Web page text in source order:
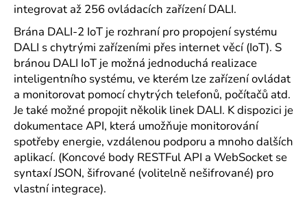
integrovat až 256 ovládacích zařízení DALI.
Brána DALI-2 IoT je rozhraní pro propojení systému
DALI s chytrými zařízeními přes internet věcí (IoT). S
bránou DALI IoT je možná jednoduchá realizace
inteligentního systému, ve kterém lze zařízení ovládat
a monitorovat pomocí chytrých telefonů, počítačů atd.
Je také možné propojit několik linek DALI. K dispozici je
dokumentace API, která umožňuje monitorování
spotřeby energie, vzdálenou podporu a mnoho dalších
aplikací. (Koncové body RESTFul API a WebSocket se
syntaxí JSON, šifrované (volitelně nešifrované) pro
vlastní integrace).
HLEDAT
D
o
p
o
r
u
č
u